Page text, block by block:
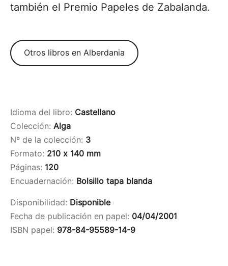
también el Premio Papeles de Zabalanda.
Otros libros en Alberdania
Idioma del libro: Castellano
Colección: Alga
Nº de la colección: 3
Formato: 210 x 140 mm
Páginas: 120
Encuadernación: Bolsillo tapa blanda
Disponibilidad: Disponible
Fecha de publicación en papel: 04/04/2001
ISBN papel: 978-84-95589-14-9